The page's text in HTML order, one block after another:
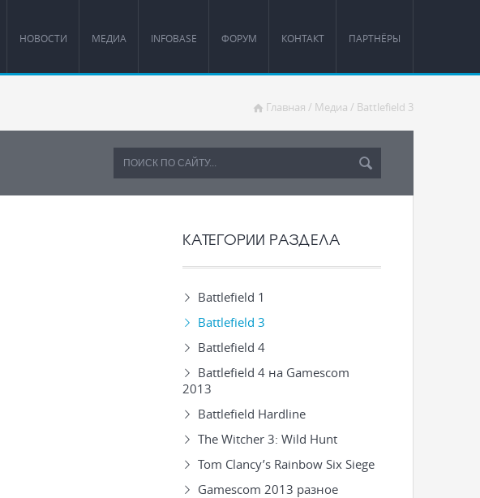
НОВОСТИ МЕДИА INFOBASE ФОРУМ КОНТАКТ ПАРТНЁРЫ
Главная / Медиа / Battlefield 3
КАТЕГОРИИ РАЗДЕЛА
Battlefield 1
Battlefield 3
Battlefield 4
Battlefield 4 на Gamescom
2013
Battlefield Hardline
The Witcher 3: Wild Hunt
Tom Clancy’s Rainbow Six Siege
Gamescom 2013 разное